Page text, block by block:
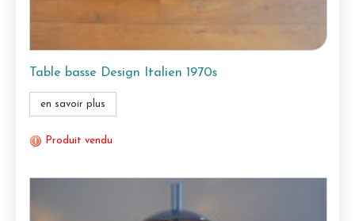
Table basse Design Italien 1970s
en savoir plus
Produit vendu